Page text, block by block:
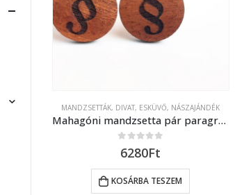
MANDZSETTÁK, DIVAT, ESKÜVŐ, NÁSZAJÁNDÉK
Mahagóni mandzsetta pár paragrafus jellel díszítve
out of 5
6280Ft
KOSÁRBA TESZEM